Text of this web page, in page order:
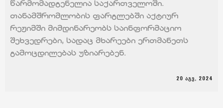
წარმომადგენელია საქართველოში.
თანამშრომლობის ფარგლებში აქტიურ
რეჟიმში მიმდინარეობს საინფორმაციო
შეხვედრები, სადაც მხარეები ერთმანეთს
გამოცდილებას უზიარებენ.
20 ᲐᲒᲕ, 2024